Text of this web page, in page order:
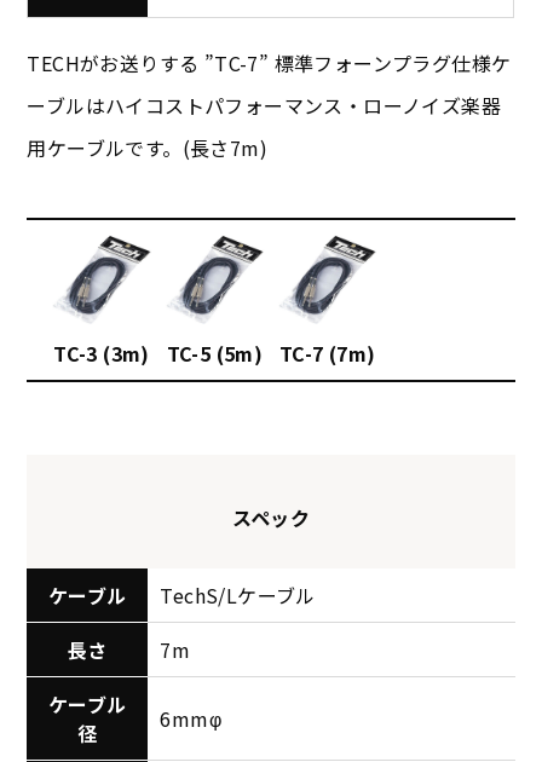
TECHがお送りする ”TC-7” 標準フォーンプラグ仕様ケ
ーブルはハイコストパフォーマンス・ローノイズ楽器
用ケーブルです。(長さ7m)
TC-3 (3m) TC-5 (5m) TC-7 (7m)
スペック
ケーブル
TechS/Lケーブル
長さ
7m
ケーブル
径
6mmφ